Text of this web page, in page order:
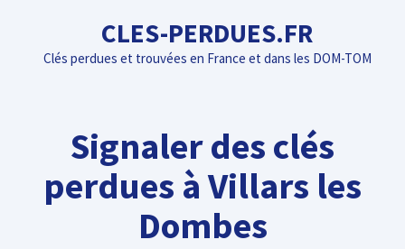
contenu
CLES-PERDUES.FR
Clés perdues et trouvées en France et dans les DOM-TOM
Signaler des clés
perdues à Villars les
Dombes